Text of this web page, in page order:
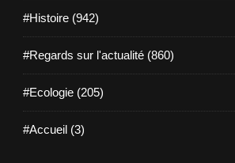
#Histoire (942)
#Regards sur l'actualité (860)
#Ecologie (205)
#Accueil (3)